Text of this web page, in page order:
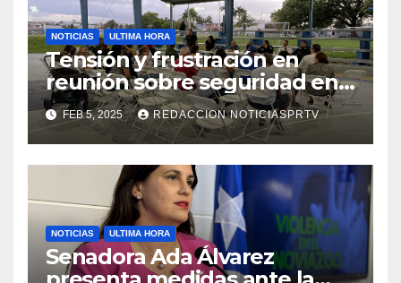
NOTICIAS ULTIMA HORA
Tensión y frustración en
reunión sobre seguridad en
Reparto Metropolitano
FEB 5, 2025 REDACCION NOTICIASPRTV
NOTICIAS ULTIMA HORA
Senadora Ada Álvarez